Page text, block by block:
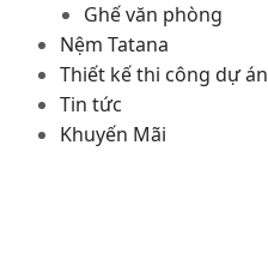
Ghế văn phòng
Nệm Tatana
Thiết kế thi công dự án
Tin tức
Khuyến Mãi